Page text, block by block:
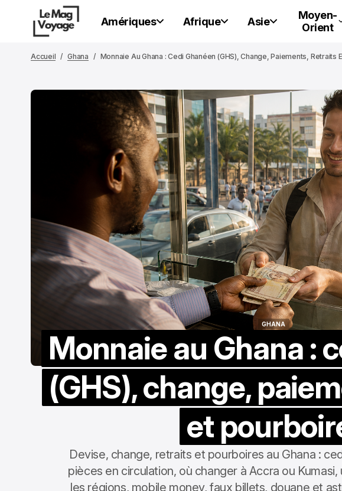
Amériques Afrique Asie
Moyen-
Orient
Accueil Ghana Monnaie Au Ghana : Cedi Ghanéen (GHS), Change, Paiements, Retraits
GHANA
Monnaie au Ghana :
(GHS), change,
et
Devise, change, retraits et pourboires au Ghana :
pièces en circulation, où changer à Accra ou
les régions, mobile money, faux billets, douane et